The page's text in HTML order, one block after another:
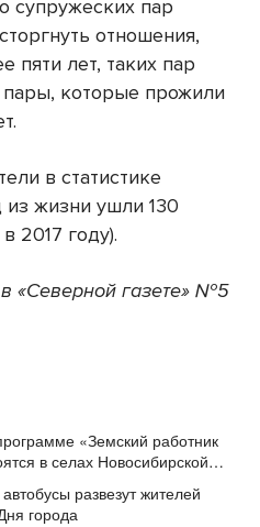
супружеских пар
отношения,
пяти лет, таких пар
пары, которые прожили
в статистике
из жизни ушли 130
2017 году).
«Северной газете» №5
«Земский работник
в селах Новосибирской
развезут жителей
города